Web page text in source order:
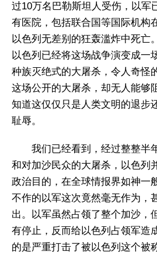
过10万名巴勒斯坦人受伤，以军
有医院，包括联合国等国际机构
以色列无差别的狂轰滥炸中死亡
以色列已经将这场战争演变成一
种族灭绝式的大屠杀，令人奇怪
这场公开的大屠杀，却无人能够
知道这仅仅只是人类文明的退步
耻辱。
我们已经看到，经过整整半
和对加沙民众的大屠杀，以色列
政治目的，在全球情报界如神一
不作的以军这次竟然毫无作为，
出。以军虽然占领了整个加沙，
有停止，反而给以色列占领军造
的是严重打击了被以色列这个被